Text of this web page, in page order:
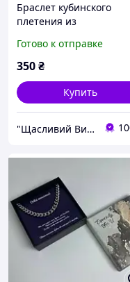
Браслет кубинского
плетения из
поздравительной
открыткой
Готово к отправке
350₴
Купить
"Щасливий Випадок" - Інтернет-магазин парних прикрас і ланцюжків